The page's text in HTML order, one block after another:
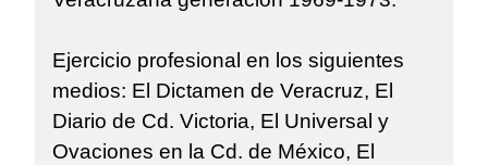
Ejercicio profesional en los siguientes
medios: El Dictamen de Veracruz, El
Diario de Cd. Victoria, El Universal y
Ovaciones en la Cd. de México, El